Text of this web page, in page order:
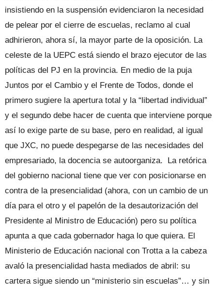
insistiendo en la suspensión evidenciaron la necesidad
de pelear por el cierre de escuelas, reclamo al cual
adhirieron, ahora sí, la mayor parte de la oposición. La
celeste de la UEPC está siendo el brazo ejecutor de las
políticas del PJ en la provincia. En medio de la puja
Juntos por el Cambio y el Frente de Todos, donde el
primero sugiere la apertura total y la “libertad individual”
y el segundo debe hacer de cuenta que interviene porque
así lo exige parte de su base, pero en realidad, al igual
que JXC, no puede despegarse de las necesidades del
empresariado, la docencia se autoorganiza. La retórica
del gobierno nacional tiene que ver con posicionarse en
contra de la presencialidad (ahora, con un cambio de un
día para el otro y el papelón de la desautorización del
Presidente al Ministro de Educación) pero su política
apunta a que cada gobernador haga lo que quiera. El
Ministerio de Educación nacional con Trotta a la cabeza
avaló la presencialidad hasta mediados de abril: su
cartera sigue siendo un “ministerio sin escuelas”… y sin